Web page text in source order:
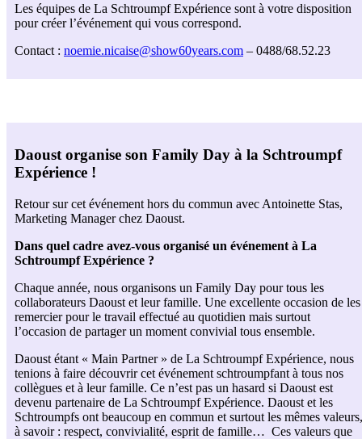
Les équipes de La Schtroumpf Expérience sont à votre disposition
pour créer l’événement qui vous correspond.
Contact : noemie.nicaise@show60years.com – 0488/68.52.23
Daoust organise son Family Day à la Schtroumpf
Expérience !
Retour sur cet événement hors du commun avec Antoinette Stas,
Marketing Manager chez Daoust.
Dans quel cadre avez-vous organisé un événement à La
Schtroumpf Expérience ?
Chaque année, nous organisons un Family Day pour tous les
collaborateurs Daoust et leur famille. Une excellente occasion de les
remercier pour le travail effectué au quotidien mais surtout
l’occasion de partager un moment convivial tous ensemble.
Daoust étant « Main Partner » de La Schtroumpf Expérience, nous
tenions à faire découvrir cet événement schtroumpfant à tous nos
collègues et à leur famille. Ce n’est pas un hasard si Daoust est
devenu partenaire de La Schtroumpf Expérience. Daoust et les
Schtroumpfs ont beaucoup en commun et surtout les mêmes valeurs,
à savoir : respect, convivialité, esprit de famille… Ces valeurs que